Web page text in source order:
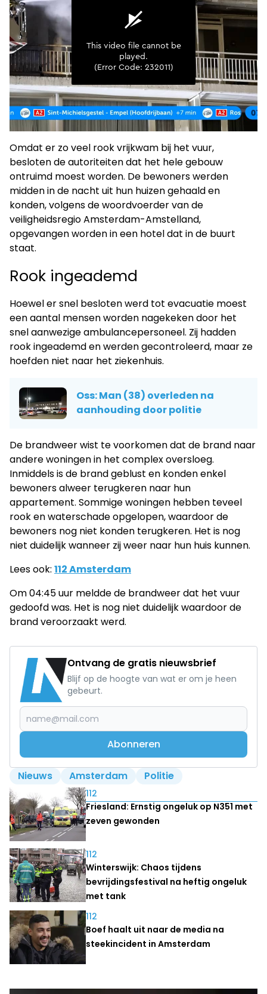
Omdat er zo veel rook vrijkwam bij het vuur,
besloten de autoriteiten dat het hele gebouw
ontruimd moest worden. De bewoners werden
midden in de nacht uit hun huizen gehaald en
konden, volgens de woordvoerder van de
veiligheidsregio Amsterdam-Amstelland,
opgevangen worden in een hotel dat in de buurt
staat.
Rook ingeademd
Hoewel er snel besloten werd tot evacuatie moest
een aantal mensen worden nagekeken door het
snel aanwezige ambulancepersoneel. Zij hadden
rook ingeademd en werden gecontroleerd, maar ze
hoefden niet naar het ziekenhuis.
Oss: Man (38) overleden na
aanhouding door politie
De brandweer wist te voorkomen dat de brand naar
andere woningen in het complex oversloeg.
Inmiddels is de brand geblust en konden enkel
bewoners alweer terugkeren naar hun
appartement. Sommige woningen hebben teveel
rook en waterschade opgelopen, waardoor de
bewoners nog niet konden terugkeren. Het is nog
niet duidelijk wanneer zij weer naar hun huis kunnen.
Lees ook: 112 Amsterdam
Om 04:45 uur meldde de brandweer dat het vuur
gedoofd was. Het is nog niet duidelijk waardoor de
brand veroorzaakt werd.
Ontvang de gratis nieuwsbrief
Blijf op de hoogte van wat er om je heen
gebeurt.
Abonneren
Nieuws Amsterdam Politie
Lees ook
112
Friesland: Ernstig ongeluk op N351 met
zeven gewonden
112
Winterswijk: Chaos tijdens
bevrijdingsfestival na heftig ongeluk
met tank
112
Boef haalt uit naar de media na
steekincident in Amsterdam